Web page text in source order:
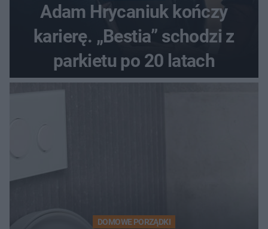
Adam Hrycaniuk kończy
karierę. „Bestia” schodzi z
parkietu po 20 latach
DOMOWE PORZĄDKI